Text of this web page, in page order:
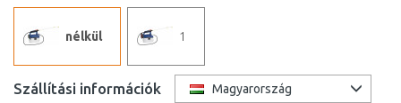
nélkül 1
Szállítási információk
Magyarország